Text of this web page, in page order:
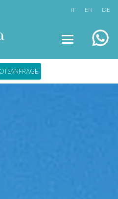
IT EN DE